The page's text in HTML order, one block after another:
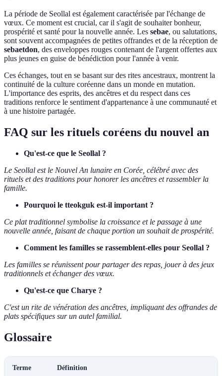
La période de Seollal est également caractérisée par l'échange de
vœux. Ce moment est crucial, car il s'agit de souhaiter bonheur,
prospérité et santé pour la nouvelle année. Les sebae, ou salutations,
sont souvent accompagnées de petites offrandes et de la réception de
sebaetdon, des enveloppes rouges contenant de l'argent offertes aux
plus jeunes en guise de bénédiction pour l'année à venir.
Ces échanges, tout en se basant sur des rites ancestraux, montrent la
continuité de la culture coréenne dans un monde en mutation.
L'importance des esprits, des ancêtres et du respect dans ces
traditions renforce le sentiment d'appartenance à une communauté et
à une histoire partagée.
FAQ sur les rituels coréens du nouvel an
Qu'est-ce que le Seollal ?
Le Seollal est le Nouvel An lunaire en Corée, célébré avec des
rituels et des traditions pour honorer les ancêtres et rassembler la
famille.
Pourquoi le tteokguk est-il important ?
Ce plat traditionnel symbolise la croissance et le passage à une
nouvelle année, faisant de chaque portion un souhait de prospérité.
Comment les familles se rassemblent-elles pour Seollal ?
Les familles se réunissent pour partager des repas, jouer à des jeux
traditionnels et échanger des vœux.
Qu'est-ce que Charye ?
C'est un rite de vénération des ancêtres, impliquant des offrandes de
plats spécifiques sur un autel familial.
Glossaire
Terme Définition